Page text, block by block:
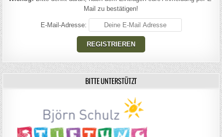
Mail zu bestätigen!
E-Mail-Adresse:
BITTE UNTERSTÜTZT